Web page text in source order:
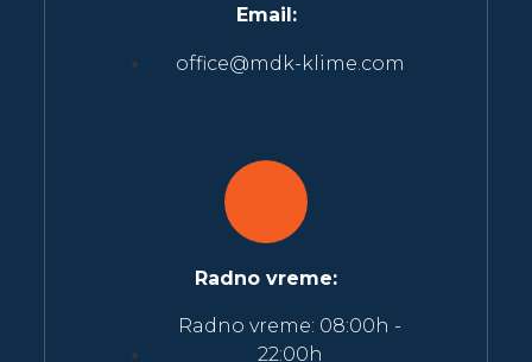
Email:
office@mdk-klime.com
Radno vreme:
Radno vreme: 08:00h -
22:00h